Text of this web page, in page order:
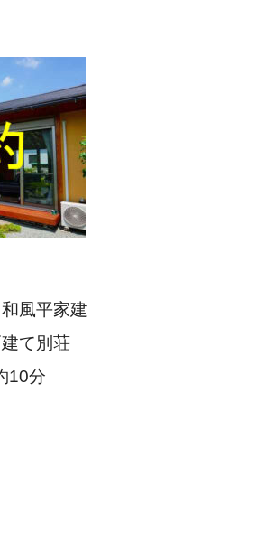
風平家建
て別荘
10分